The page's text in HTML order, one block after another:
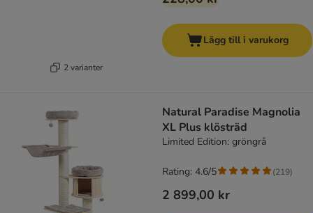
2 varianter
Lägg till i varukorg
Natural Paradise Magnolia
XL Plus klösträd
Limited Edition: gröngrå
2 899,00 kr
Rating: 4.6/5 (219)